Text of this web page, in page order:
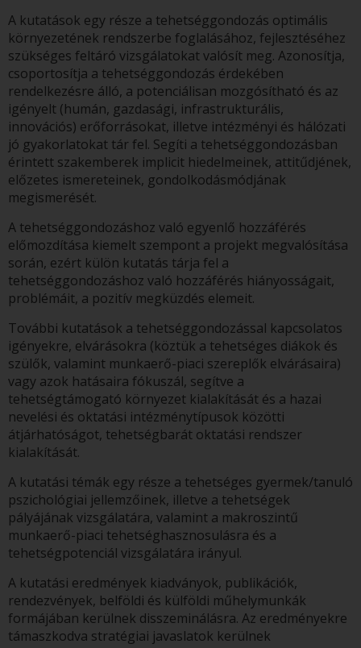
A kutatások egy része a tehetséggondozás optimális
környezetének rendszerbe foglalásához, fejlesztéséhez
szükséges feltáró vizsgálatokat valósít meg. Azonosítja,
csoportosítja a tehetséggondozás érdekében
rendelkezésre álló, a potenciálisan mozgósítható és az
igényelt (humán, gazdasági, infrastrukturális,
innovációs) erőforrásokat, illetve intézményi és hálózati
jó gyakorlatokat tár fel. Segíti a tehetséggondozásban
érintett szakemberek implicit hiedelmeinek, attitűdjének,
előzetes ismereteinek, gondolkodásmódjának
megismerését.
A tehetséggondozáshoz való egyenlő hozzáférés
előmozdítása kiemelt szempont a projekt megvalósítása
során, ezért külön kutatás tárja fel a
tehetséggondozáshoz való hozzáférés hiányosságait,
problémáit, a pozitív megküzdés elemeit.
További kutatások a tehetséggondozással kapcsolatos
igényekre, elvárásokra (köztük a tehetséges diákok és
szülők, valamint munkaerő-piaci szereplők elvárásaira)
vagy azok hatásaira fókuszál, segítve a
tehetségtámogató környezet kialakítását és a hazai
nevelési és oktatási intézménytípusok közötti
átjárhatóságot, tehetségbarát oktatási rendszer
kialakítását.
A kutatási témák egy része a tehetséges gyermek/tanuló
pszichológiai jellemzőinek, illetve a tehetségek
pályájának vizsgálatára, valamint a makroszintű
munkaerő-piaci tehetséghasznosulásra és a
tehetségpotenciál vizsgálatára irányul.
A kutatási eredmények kiadványok, publikációk,
rendezvények, belföldi és külföldi műhelymunkák
formájában kerülnek disszeminálásra. Az eredményekre
támaszkodva stratégiai javaslatok kerülnek